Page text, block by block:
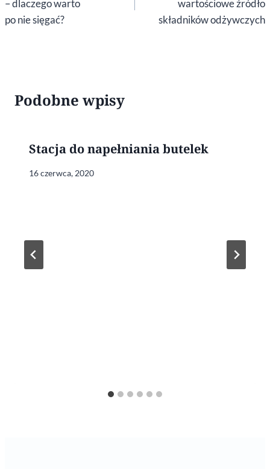
– dlaczego warto
po nie sięgać?
wartościowe źródło
składników odżywczych
Podobne wpisy
Stacja do napełniania butelek
16 czerwca, 2020